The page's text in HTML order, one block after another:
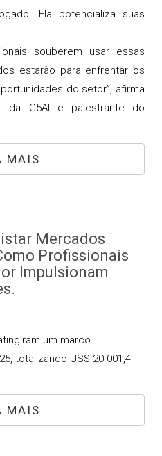
Ela potencializa suas
souberem usar essas
estarão para enfrentar os
do setor”, afirma
da G5AI e palestrante do
MAIS
Mercados
Profissionais
Impulsionam
um marco
totalizando US$ 20.001,4
MAIS